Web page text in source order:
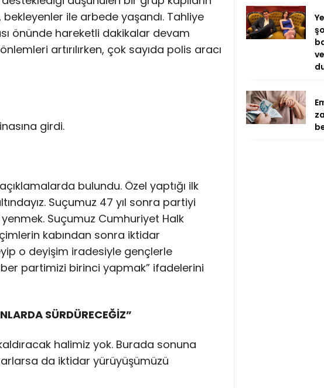
ile arbede yaşandı. Tahliye
önünde hareketli dakikalar devam
artırılırken, çok sayıda polis aracı
girdi.
bulundu. Özel yaptığı ilk
Suçumuz 47 yıl sonra partiyi
Suçumuz Cumhuriyet Halk
kabından sonra iktidar
o deyişim iradesiyle gençlerle
partimizi birinci yapmak” ifadelerini
SÜRDÜRECEĞİZ”
halimiz yok. Burada sonuna
da iktidar yürüyüşümüzü